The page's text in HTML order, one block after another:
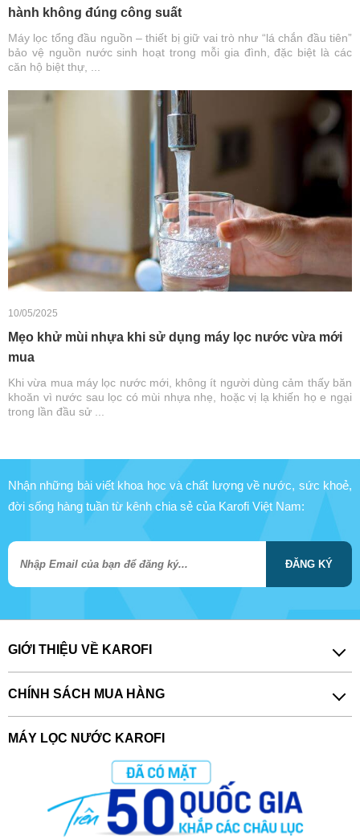
hành không đúng công suất
Máy lọc tổng đầu nguồn – thiết bị giữ vai trò như “lá chắn đầu tiên”
bảo vệ nguồn nước sinh hoạt trong mỗi gia đình, đặc biệt là các
căn hộ biệt thự, ...
10/05/2025
Mẹo khử mùi nhựa khi sử dụng máy lọc nước vừa mới
mua
Khi vừa mua máy lọc nước mới, không ít người dùng cảm thấy băn
khoăn vì nước sau lọc có mùi nhựa nhẹ, hoặc vị lạ khiến họ e ngại
trong lần đầu sử ...
Nhận những bài viết khoa học và chất lượng về nước, sức khoẻ,
đời sống hàng tuần từ kênh chia sẻ của Karofi Việt Nam:
ĐĂNG KÝ
GIỚI THIỆU VỀ KAROFI
CHÍNH SÁCH MUA HÀNG
MÁY LỌC NƯỚC KAROFI